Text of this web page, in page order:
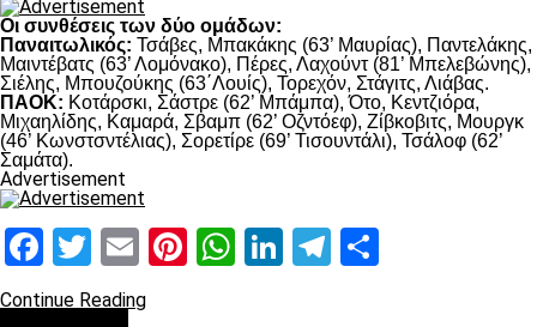
Οι συνθέσεις των δύο ομάδων:
Παναιτωλικός: Τσάβες, Μπακάκης (63’ Μαυρίας), Παντελάκης,
Μαιντέβατς (63’ Λομόνακο), Πέρες, Λαχούντ (81’ Μπελεβώνης),
Σιέλης, Μπουζούκης (63΄Λουίς), Τορεχόν, Στάγιτς, Λιάβας.
ΠΑΟΚ: Κοτάρσκι, Σάστρε (62’ Μπάμπα), Ότο, Κεντζιόρα,
Μιχαηλίδης, Καμαρά, Σβαμπ (62’ Οζντόεφ), Ζίβκοβιτς, Μουργκ
(46’ Κωνστσντέλιας), Σορετίρε (69’ Τισουντάλι), Τσάλοφ (62’
Σαμάτα).
Advertisement
Facebook
Twitter
EmailPinterest
WhatsApp
LinkedIn
Telegram
Continue Reading